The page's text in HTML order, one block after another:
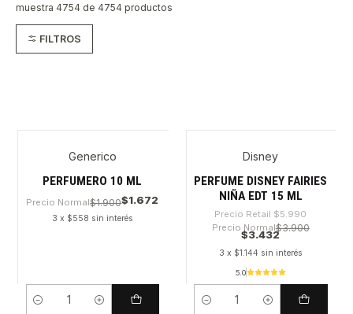
muestra 4754 de 4754 productos
FILTROS
Generico
PERFUMERO 10 ML
Precio Normal$1.900$1.672
3 x $558 sin interés
Cantidad
Disney
PERFUME DISNEY FAIRIES
NIÑA EDT 15 ML
Precio Retail $5.990
Precio Normal$3.900
$3.432
3 x $1.144 sin interés
5.0
Cantidad